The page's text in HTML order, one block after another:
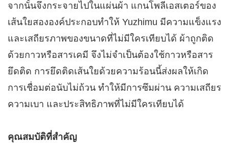
จากนั้นจึงกระจายไปในแผ่นผ้า แกนโพลีเอสเตอร์ของ
เส้นใยสององค์ประกอบทำให้ Yuzhimu มีความแข็งแรง
และเสถียรภาพของขนาดที่ไม่มีใครเทียบได้ ผ้าถูกติด
ด้วยกาวหรือสารเคมี จึงไม่จำเป็นต้องใช้กาวหรือสาร
ยึดติด การยึดติดเส้นใยด้วยความร้อนนี้ส่งผลให้เกิด
การเชื่อมต่อนับไม่ถ้วน ทำให้มีการซึมผ่าน ความเสถียร
ความเบา และประสิทธิภาพที่ไม่มีใครเทียบได้
คุณสมบัติที่สำคัญ